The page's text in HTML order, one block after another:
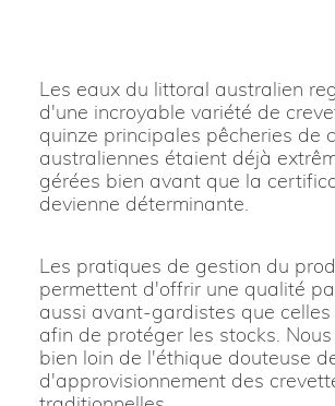
Les eaux du littoral australien
d'une incroyable variété de
quinze principales pêcheries de
australiennes étaient déjà
gérées bien avant que la
devienne déterminante.
Les pratiques de gestion du
permettent d'offrir une qualité
aussi avant-gardistes que celles
afin de protéger les stocks. Nous
bien loin de l'éthique douteuse
d'approvisionnement des